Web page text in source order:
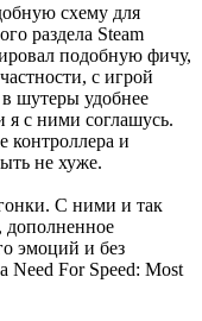
схему для
раздела Steam
подобную фичу,
с игрой
шутеры удобнее
я с ними соглашусь.
контроллера и
не хуже.
С ними и так
дополненное
эмоций и без
Need For Speed: Most